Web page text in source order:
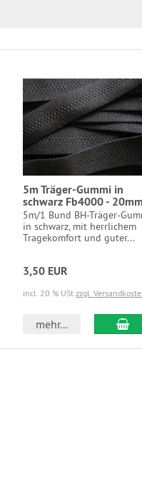
5m Träger-Gummi in
schwarz Fb4000 - 20mm
5m/1 Bund BH-Träger-
in schwarz, mit herrlichem
Tragekomfort und guter...
3,50 EUR
incl. 20 % USt zzgl.
mehr... In